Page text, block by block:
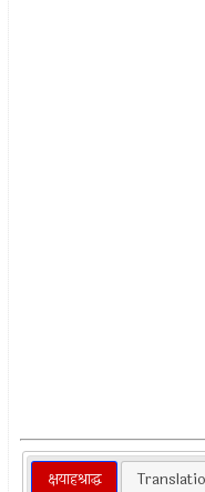
क्षयाहश्राद्ध